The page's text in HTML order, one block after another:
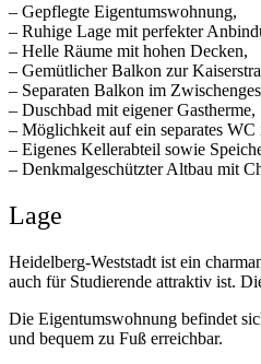
– Gepflegte Eigentumswohnung,
– Ruhige Lage mit perfekter
– Helle Räume mit hohen Decken,
– Gemütlicher Balkon zur
– Separaten Balkon im
– Duschbad mit eigener Gastherme,
– Möglichkeit auf ein separates
– Eigenes Kellerabteil sowie
– Denkmalgeschützter Altbau mit
Lage
Heidelberg-Weststadt ist ein
auch für Studierende attraktiv ist.
Die Eigentumswohnung befindet
und bequem zu Fuß erreichbar.